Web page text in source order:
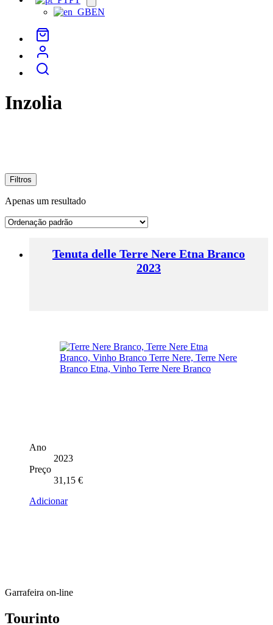
menu
EN
Inzolia
Filtros
Apenas um resultado
Tenuta delle Terre Nere Etna Branco
2023
Ano
2023
Preço
31,15 €
Adicionar
Garrafeira on-line
Tourinto